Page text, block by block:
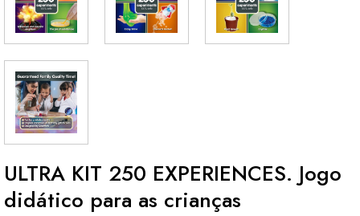
ULTRA KIT 250 EXPERIENCES. Jogo
didático para as crianças